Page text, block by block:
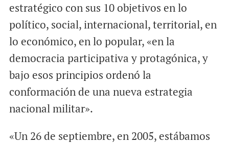
estratégico con sus 10 objetivos en lo
político, social, internacional, territorial, en
lo económico, en lo popular, «en la
democracia participativa y protagónica, y
bajo esos principios ordenó la
conformación de una nueva estrategia
nacional militar».
«Un 26 de septiembre, en 2005, estábamos